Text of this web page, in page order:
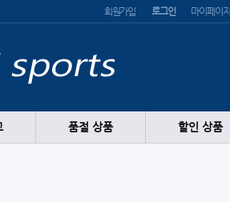
회원가입 로그인 마이페이지
품절 상품 할인 상품